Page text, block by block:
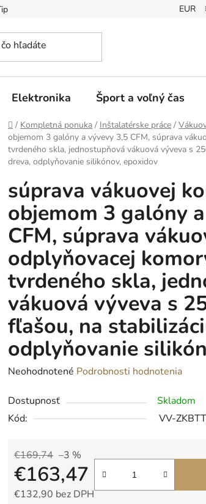
a triky Moja
EUR
Elektronika Šport a voľný čas
Domov
/ Kompletná ponuka / Inštalatérske práce /
objemom 3 galóny a vývevy 3,5 CFM, súprava
tvrdeného skla, jednostupňová vákuová výveva s
dreva, odplyňovanie silikónov, epoxidov
súprava vákuovej
objemom 3 galóny
CFM, súprava
odplyňovacej
tvrdeného skla,
vákuová výveva s
fľašou, na
odplyňovanie
Priemerné
produktu
je
hviezdičiek.
Neohodnotené Podrobnosti hodnotenia
Dostupnosť
Skladom
Kód:
VV-
€169,74 –3 %
€163,47
€132,90 bez DPH